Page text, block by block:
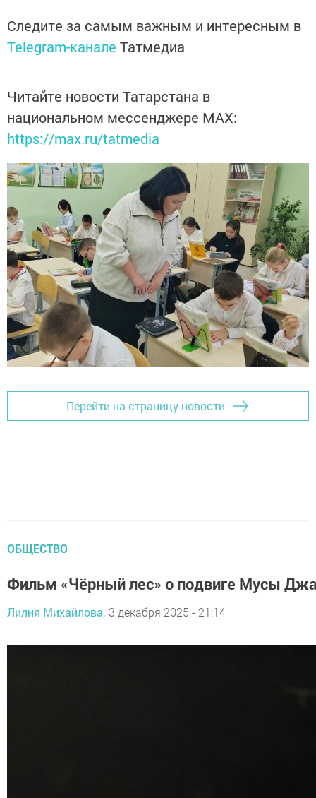
Следите за самым важным и интересным в
Telegram-канале Татмедиа
Читайте новости Татарстана в
национальном мессенджере MАХ:
https://max.ru/tatmedia
Перейти на страницу новости
ОБЩЕСТВО
Фильм «Чёрный лес» о подвиге Мусы
Лилия Михайлова, 3 декабря 2025 - 21:14